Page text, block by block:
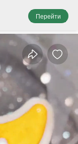
Перейти